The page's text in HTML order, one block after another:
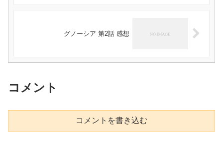
グノーシア 第2話 感想
コメント
コメントを書き込む